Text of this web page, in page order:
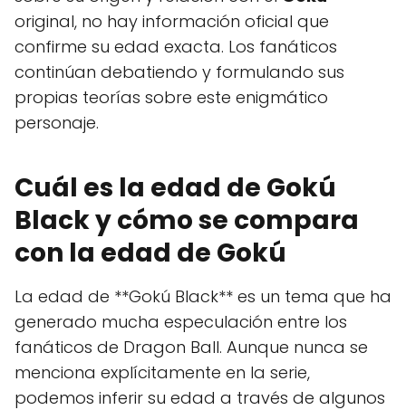
original, no hay información oficial que
confirme su edad exacta. Los fanáticos
continúan debatiendo y formulando sus
propias teorías sobre este enigmático
personaje.
Cuál es la edad de Gokú
Black y cómo se compara
con la edad de Gokú
La edad de **Gokú Black** es un tema que ha
generado mucha especulación entre los
fanáticos de Dragon Ball. Aunque nunca se
menciona explícitamente en la serie,
podemos inferir su edad a través de algunos